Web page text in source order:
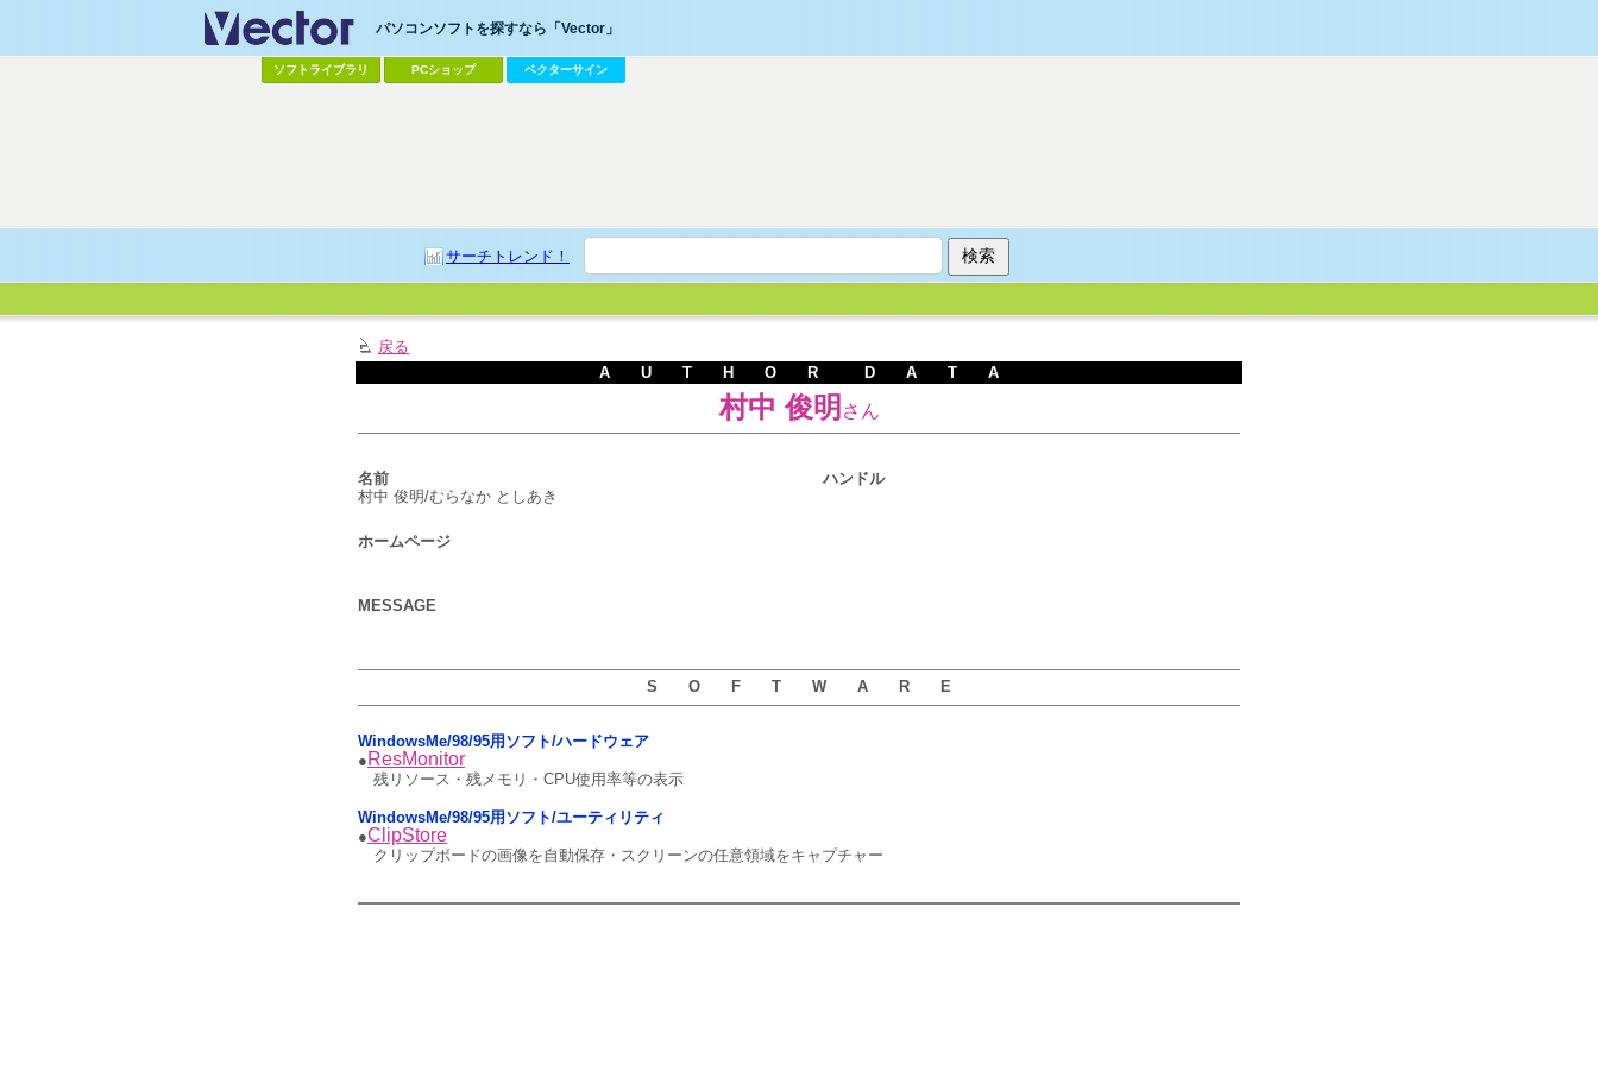
パソコンソフトを探すなら「Vector」
ソフトライブラリ PCショップ ベクターサイン
サーチトレンド！
戻る
A U T H O R D A T A
村中 俊明 さん
名前
村中 俊明/むらなか としあき
ハンドル
ホームページ
MESSAGE
S O F T W A R E
WindowsMe/98/95用ソフト/ハードウェア
● ResMonitor
残リソース・残メモリ・CPU使用率等の表示
WindowsMe/98/95用ソフト/ユーティリティ
●ClipStore
クリップボードの画像を自動保存・スクリーンの任意領域をキャプチャー